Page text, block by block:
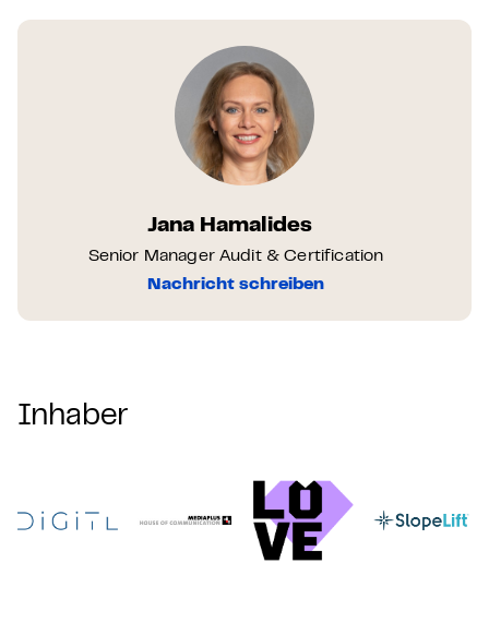
Jana Hamalides
Senior Manager Audit & Certification
Nachricht schreiben
Inhaber